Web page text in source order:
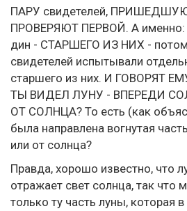
ПАРУ свидетелей,
ПРОВЕРЯЮТ ПЕРВОЙ. А именно:
дин - СТАРШЕГО ИЗ НИХ -
свидетелей испытывали
старшего из них. И ГОВОРЯТ
ТЫ ВИДЕЛ ЛУНУ - ВПЕРЕДИ
ОТ СОЛНЦА? То есть (как
была направлена вогнутая
или от солнца?
Правда, хорошо известно, что
отражает свет солнца, так
только ту часть луны, которая